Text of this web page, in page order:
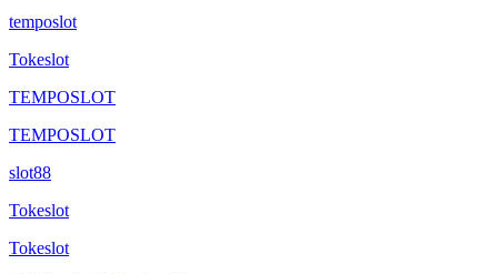
temposlot
Tokeslot
TEMPOSLOT
TEMPOSLOT
slot88
Tokeslot
Tokeslot